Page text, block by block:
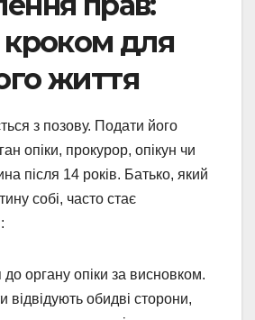
кроком для
життя
з позову. Подати його
опіки, прокурор, опікун чи
після 14 років. Батько, який
собі, часто стає
органу опіки за висновком.
відвідують обидві сторони,